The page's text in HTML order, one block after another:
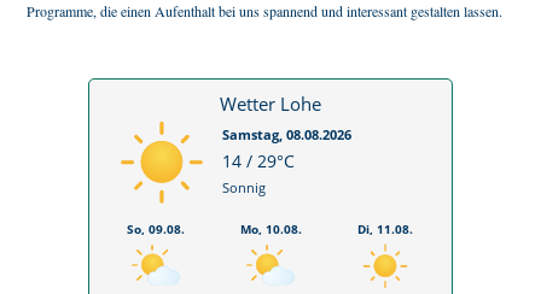
Programme, die einen Aufenthalt bei uns spannend und interessant gestalten lassen.
Wetter Lohe
Samstag, 08.08.2026
14 / 29°C
Sonnig
So, 09.08. Mo, 10.08. Di, 11.08.